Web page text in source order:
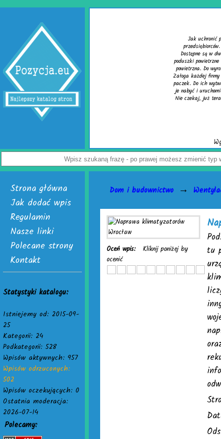
paczkę przed uszkodzeniem? Z tym pytaniem zmaga się wielu
Rozwiązaniem problemu są skuteczne wypełniacze do kartonów.
dwóch, interesujących wersjach. Pierwsza to cieszące się uznaniem
do paczek. Alternatywą dla nich jest chroniąca równie dobrze mata
wymienionych wersji służy folia biodegradowalna do pakowania.
handlowej mogą w łatwy sposób tworzyć wspomniane wypełniacze do
skonstruowano markowe urządzenia activaAir. Trzeba tylko
Skończą się problemy z częstymi zwrotami uszkodzonego towaru.
odwiedź stronę activaair.pl. Znajdziesz na niej pełną ofertę firmy
activaAir.
Strona główna
Jak dodać wpis
Regulamin
Nasze linki
Polecane strony
Kontakt
Statystyki katalogu:
Istniejemy od: 2015-09-
25
Kategorii: 24
Podkategorii: 528
Wpisów aktywnych: 957
Wpisów odrzuconych:
502
Wpisów oczekujących: 0
Ostatnia moderacja:
2026-07-14
Polecamy:
Dom i budownictwo →
Oceń wpis:
Kliknij poniżej by
ocenić
tu